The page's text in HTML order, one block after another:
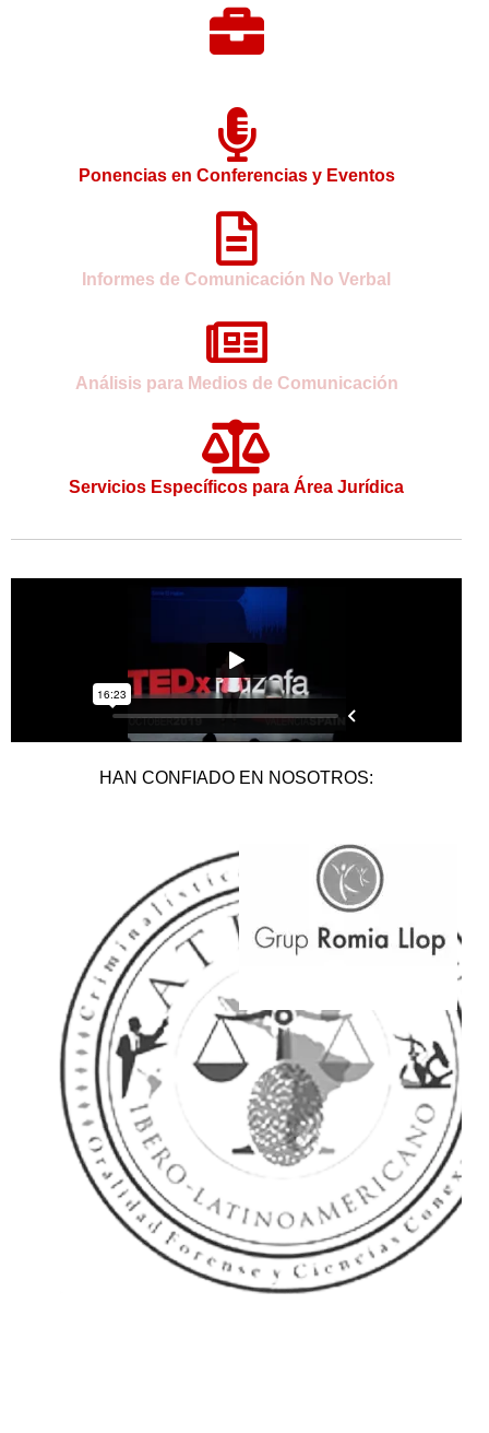
Ponencias en Conferencias y Eventos
Informes de Comunicación No Verbal
Análisis para Medios de Comunicación
Servicios Específicos para Área Jurídica
HAN CONFIADO EN NOSOTROS: